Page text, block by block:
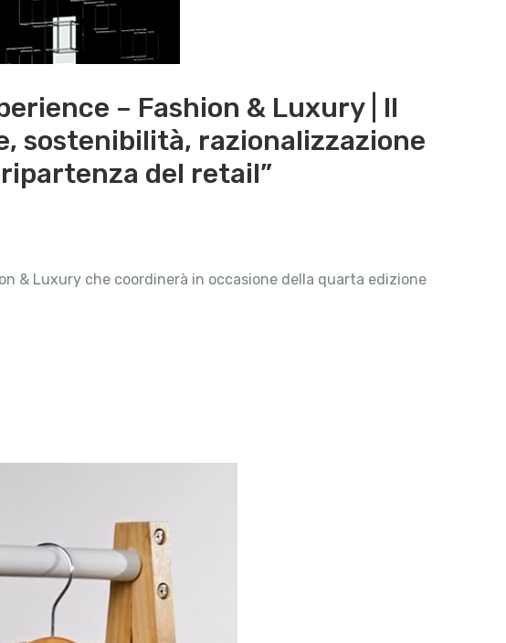
– Fashion & Luxury | Il
sostenibilità, razionalizzazione
del retail”
& Luxury che coordinerà in occasione della quarta edizione